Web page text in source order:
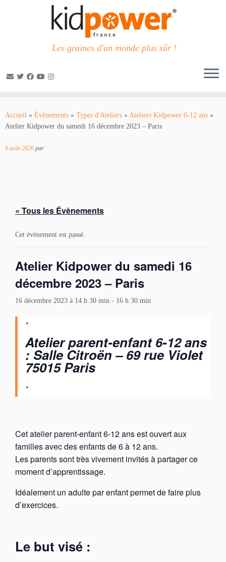
contenu
Les graines d'un monde plus sûr !
Accueil » Évènements » Types d'Ateliers » Ateliers Kidpower 6-12 ans »
Atelier Kidpower du samedi 16 décembre 2023 – Paris
6 août 2026 par
« Tous les Évènements
Cet évènement est passé.
Atelier Kidpower du samedi 16
décembre 2023 – Paris
16 décembre 2023 à 14 h 30 min - 16 h 30 min
Atelier parent-enfant 6-12 ans
: Salle Citroën – 69 rue Violet
75015 Paris
Cet atelier parent-enfant 6-12 ans est ouvert aux
familles avec des enfants de 6 à 12 ans.
Les parents sont très vivement invités à partager ce
moment d’apprentissage.
Idéalement un adulte par enfant permet de faire plus
d’exercices.
Le but visé :